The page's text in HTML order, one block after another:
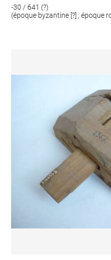
-30 / 641 (?)
(époque byzantine [?] ; époque